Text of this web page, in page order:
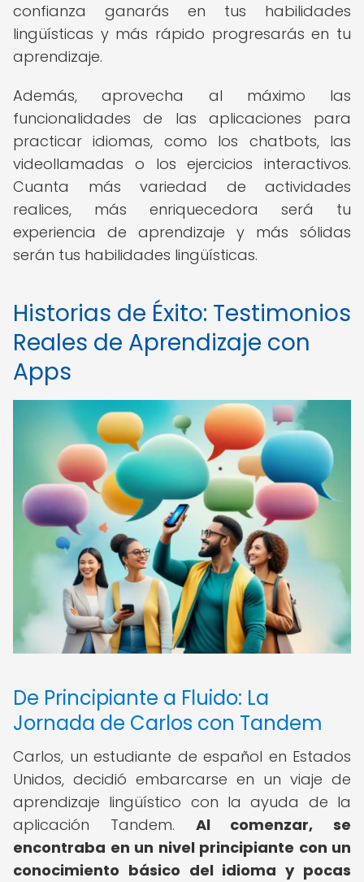
confianza ganarás en tus habilidades
lingüísticas y más rápido progresarás en tu
aprendizaje.
Además, aprovecha al máximo las
funcionalidades de las aplicaciones para
practicar idiomas, como los chatbots, las
videollamadas o los ejercicios interactivos.
Cuanta más variedad de actividades
realices, más enriquecedora será tu
experiencia de aprendizaje y más sólidas
serán tus habilidades lingüísticas.
Historias de Éxito: Testimonios
Reales de Aprendizaje con
Apps
De Principiante a Fluido: La
Jornada de Carlos con Tandem
Carlos, un estudiante de español en Estados
Unidos, decidió embarcarse en un viaje de
aprendizaje lingüístico con la ayuda de la
aplicación Tandem. Al comenzar, se
encontraba en un nivel principiante con un
conocimiento básico del idioma y pocas